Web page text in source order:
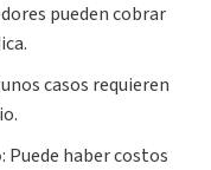
pueden cobrar
casos requieren
: Puede haber costos